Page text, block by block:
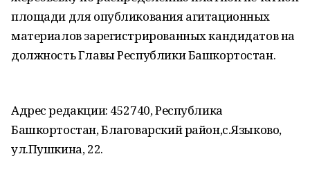
площади для опубликования агитационных
материалов зарегистрированных кандидатов на
должность Главы Республики Башкортостан.
Адрес редакции: 452740, Республика
Башкортостан, Благоварский район,с.Языково,
ул.Пушкина, 22.